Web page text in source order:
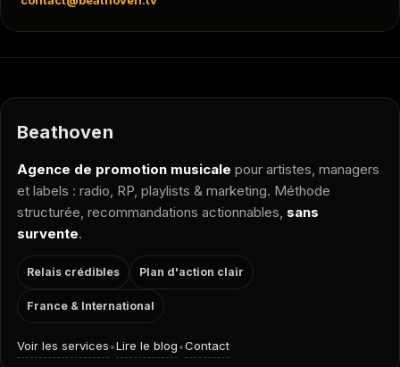
Beathoven
Agence de promotion musicale pour artistes, managers
et labels : radio, RP, playlists & marketing. Méthode
structurée, recommandations actionnables, sans
survente.
Relais crédibles Plan d'action clair
France & International
Voir les services•Lire le blog•Contact